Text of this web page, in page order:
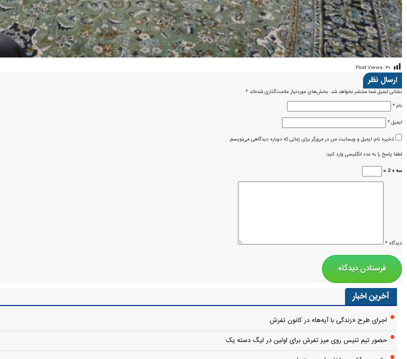
Post Views: ۳۰
ارسال نظر
نشانی ایمیل شما منتشر نخواهد شد.بخش‌های موردنیاز علامت‌گذاری شده‌اند*
نام*
ایمیل*
ذخیره نام، ایمیل و وبسایت من در مرورگر برای زمانی که دوباره دیدگاهی می‌نویسم.
لطفا پاسخ را به عدد انگلیسی وارد کنید:
سه + 2 =
دیدگاه*
آخرین اخبار
اجرای طرح «زندگی با آیه‌ها» در کانون تفرش
حضور تیم تنیس روی میز تفرش برای اولین در لیگ دسته یک